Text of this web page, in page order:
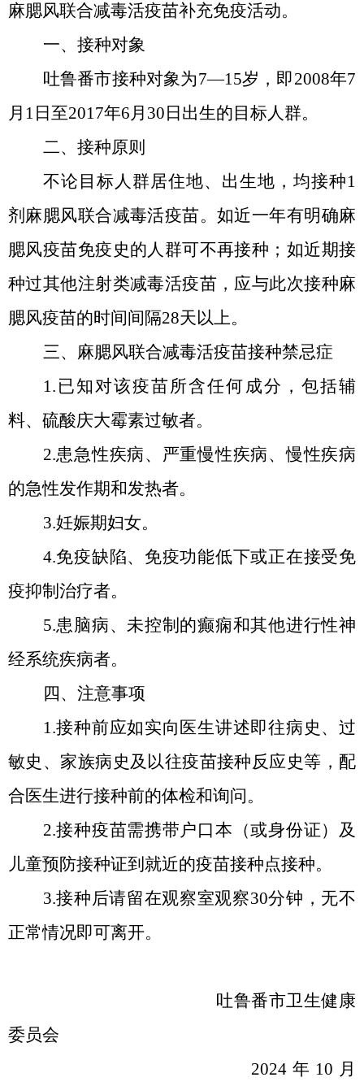
麻腮风联合减毒活疫苗补充免疫活动。
一、接种对象
吐鲁番市接种对象为7—15岁，即2008年7
月1日至2017年6月30日出生的目标人群。
二、接种原则
不论 目标人群居住地、出生地，均接种1
剂麻腮风联合减毒活疫苗。如近一年有明确麻
腮风疫苗免疫史的人群可不再接种 ； 如近期接
种过其他注射类减毒活疫苗，应与此次接种麻
腮风疫苗的时间间隔28天以上。
三、麻腮风联合减毒活疫苗接种禁忌症
1.已知对该疫苗所含任何成分，包括辅
料、硫酸庆大霉素过敏者。
2.患急性疾病、严重慢性疾病、慢性疾病
的急性发作期和发热者。
3.妊娠期妇女。
4.免疫缺陷、免疫功能低下或正在接受免
疫抑制治疗者。
5.患脑病、未控制的癫痫和其他进行性神
经系统疾病者。
四、注意事项
1.接种前应如实向医生讲述即往病史、过
敏史、家族病史及以往疫苗接种反应史等，配
合医生进行接种前的体检和询问。
2.接种疫苗需携带户口本（或身份证）及
儿童预防接种证到就近的疫苗接种点接种。
3.接种后请留在观察室观察30分钟，无不
正常情况即可离开。
吐鲁番市卫生健康
委员会
2024年10月